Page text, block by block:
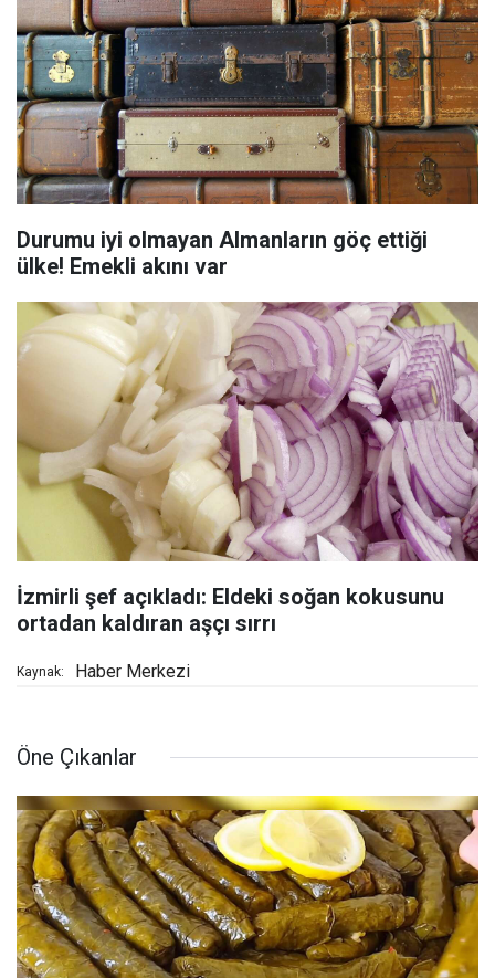
Durumu iyi olmayan Almanların göç ettiği
ülke! Emekli akını var
İzmirli şef açıkladı: Eldeki soğan kokusunu
ortadan kaldıran aşçı sırrı
Kaynak: Haber Merkezi
Öne Çıkanlar